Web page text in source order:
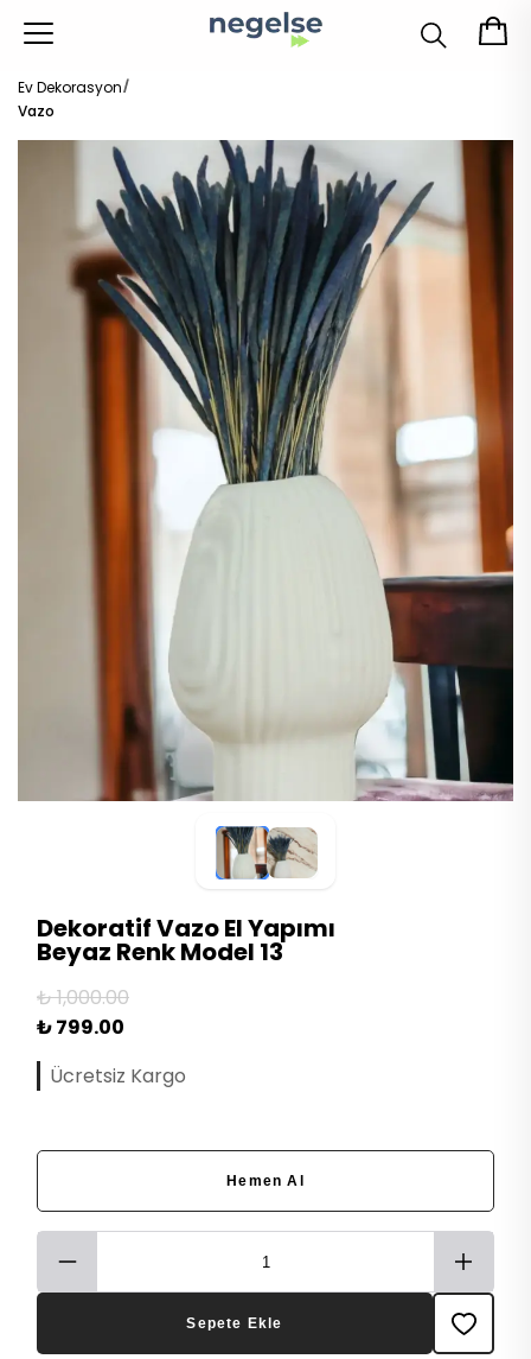
Ev Dekorasyon
Vazo
Dekoratif Vazo El Yapımı
Beyaz Renk Model 13
₺ 1,000.00
₺ 799.00
Ücretsiz Kargo
Hemen Al
Sepete Ekle